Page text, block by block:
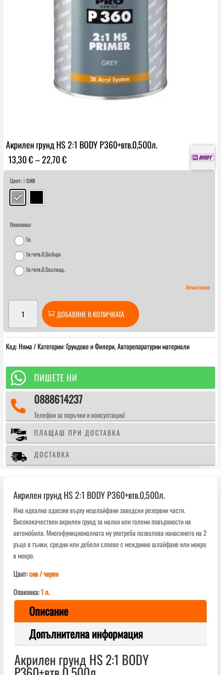
Акрилен грунд HS 2:1 BODY P360+втв.0,500л.
13,30€–22,70€Price
range:
Цвят: : сив
Опаковка:
1л.
1л.+втв.0,5л.бърз
1л.+втв.0,5л.станд.
Изчистване
Акрилен
грунд
HS
BODY
P360+втв.0,500л.
ДОБАВЯНЕ В КОЛИЧКАТА
Код:Няма Категории:Грундове и Филери,Авторепаратурни материали
 ПИШЕТЕ НИ
 0888614237
Телефон за поръчки и консултация!
ПЛАЩАШ ПРИ ДОСТАВКА
ДОСТАВКА
Акрилен грунд HS 2:1 BODY P360+втв.0,500л.
Има идеална адхезия върху нешлайфани заводски резервни части.
Висококачествен акрилен грунд за малки или големи повърхности на
автомобила. Многофункционалната му употреба позволява нанасянето на 2
ръце в тънки, средни или дебели слоеве с междинно шлайфане или мокро
в мокро.
Цвят:сив / черен
Опаковка:1 л.
Описание
Допълнителна информация
Акрилен грунд HS 2:1 BODY